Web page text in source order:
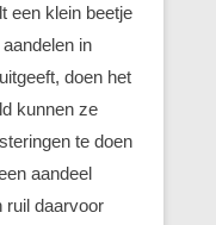
een klein beetje
in
doen het
kunnen ze
te doen
aandeel
ruil daarvoor